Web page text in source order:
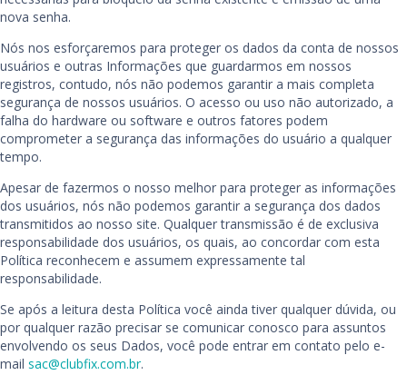
nova senha.
Nós nos esforçaremos para proteger os dados da conta de nossos
usuários e outras Informações que guardarmos em nossos
registros, contudo, nós não podemos garantir a mais completa
segurança de nossos usuários. O acesso ou uso não autorizado, a
falha do hardware ou software e outros fatores podem
comprometer a segurança das informações do usuário a qualquer
tempo.
Apesar de fazermos o nosso melhor para proteger as informações
dos usuários, nós não podemos garantir a segurança dos dados
transmitidos ao nosso site. Qualquer transmissão é de exclusiva
responsabilidade dos usuários, os quais, ao concordar com esta
Política reconhecem e assumem expressamente tal
responsabilidade.
Se após a leitura desta Política você ainda tiver qualquer dúvida, ou
por qualquer razão precisar se comunicar conosco para assuntos
envolvendo os seus Dados, você pode entrar em contato pelo e-
mail sac@clubfix.com.br.